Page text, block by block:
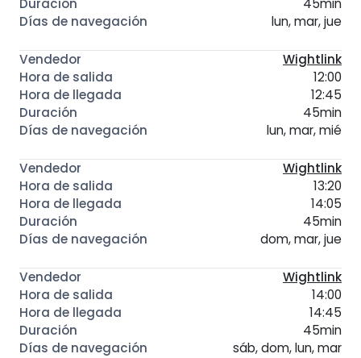
45min
lun, mar, jue
Wightlink
12:00
12:45
45min
lun, mar, mié
Wightlink
13:20
14:05
45min
dom, mar, jue
Wightlink
14:00
14:45
45min
sáb, dom, lun, mar